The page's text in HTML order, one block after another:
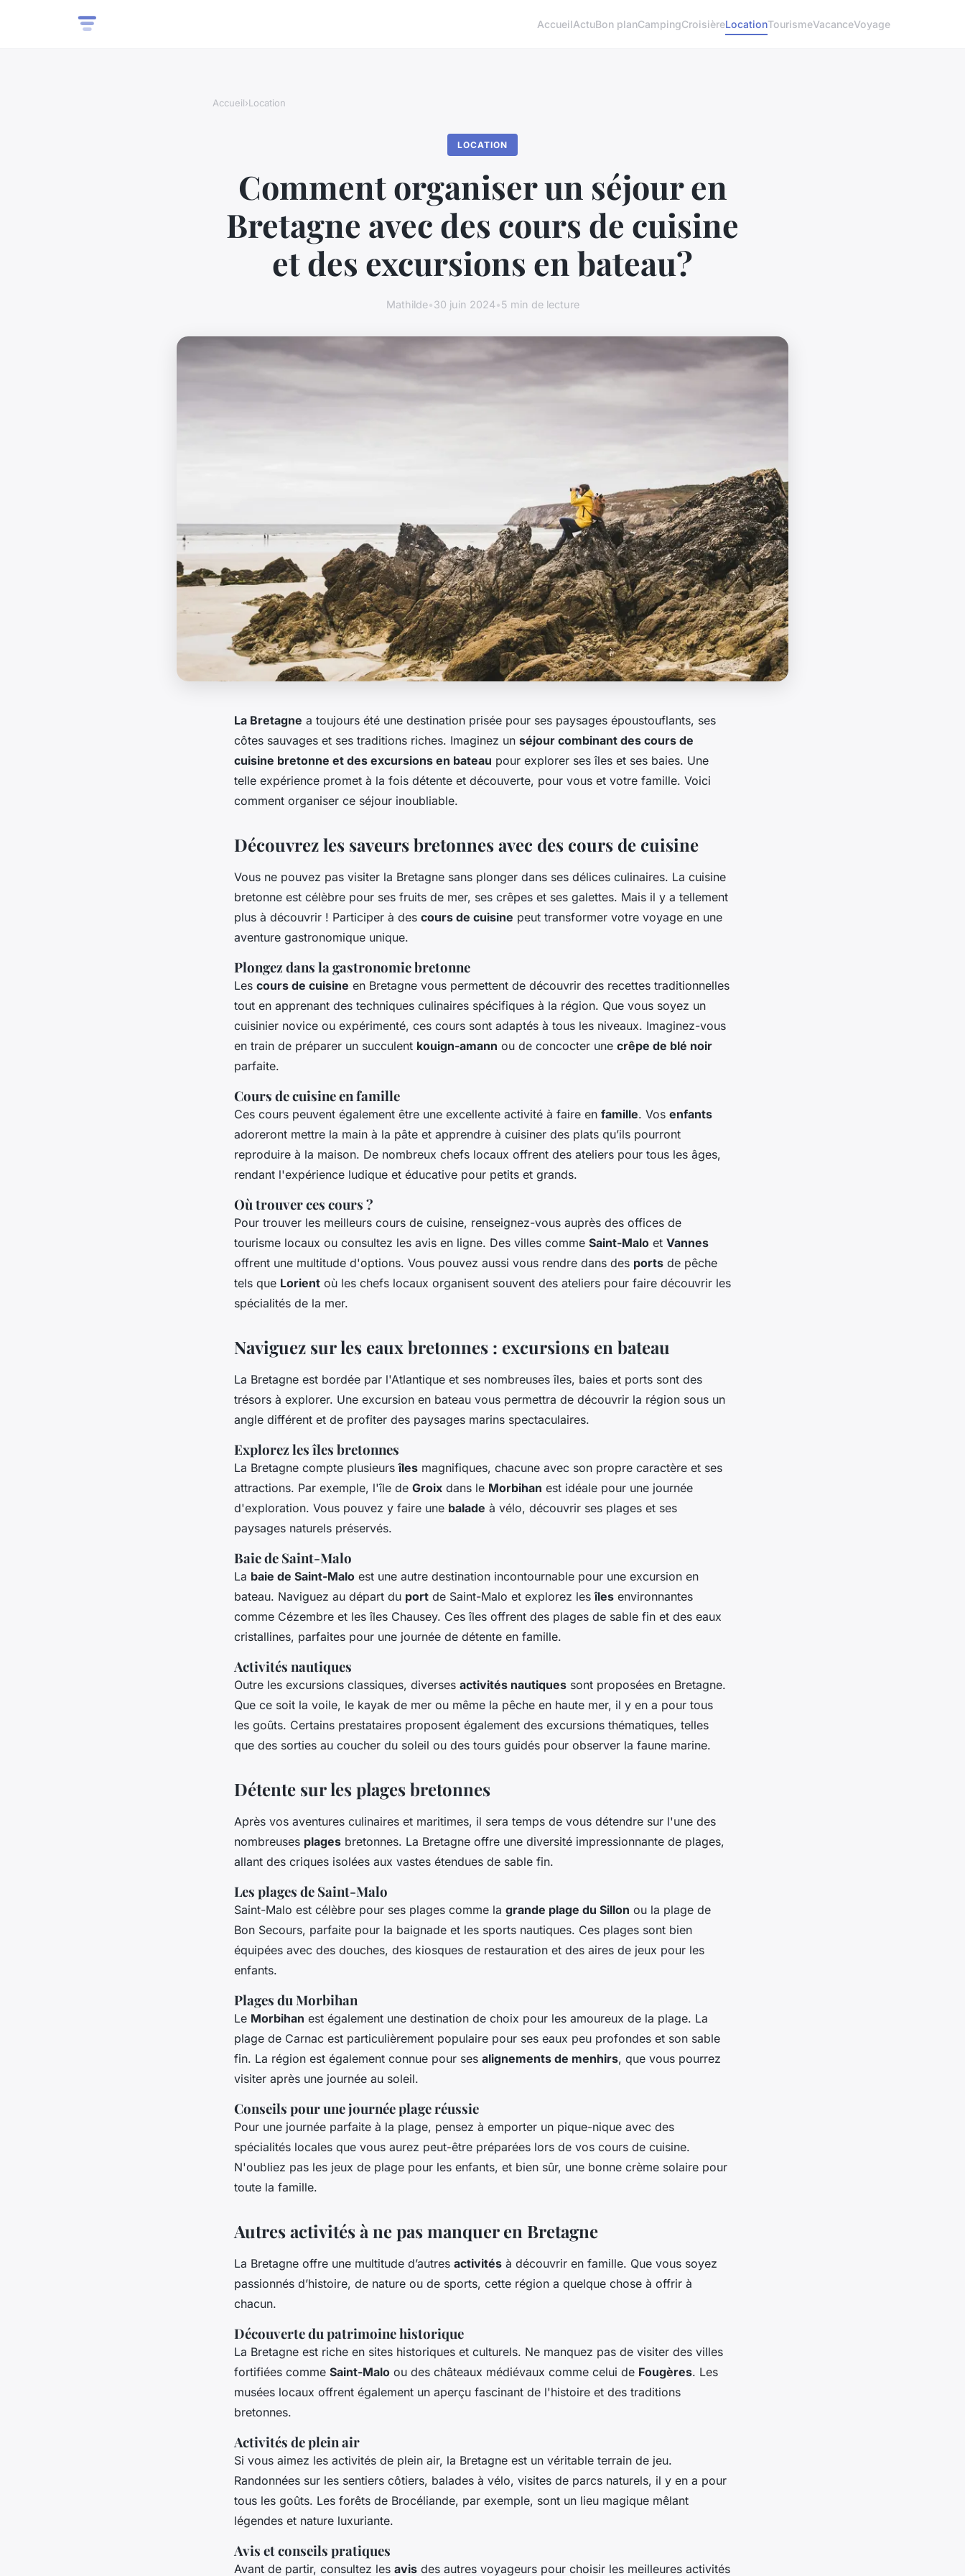
AccueilActuBon planCampingCroisièreLocationTourismeVacanceVoyage
Accueil›Location
LOCATION
Comment organiser un séjour en
Bretagne avec des cours de cuisine
et des excursions en bateau?
Mathilde•30 juin 2024•5 min de lecture
La Bretagne a toujours été une destination prisée pour ses paysages époustouflants, ses
côtes sauvages et ses traditions riches. Imaginez un séjour combinant des cours de
cuisine bretonne et des excursions en bateau pour explorer ses îles et ses baies. Une
telle expérience promet à la fois détente et découverte, pour vous et votre famille. Voici
comment organiser ce séjour inoubliable.
Découvrez les saveurs bretonnes avec des cours de cuisine
Vous ne pouvez pas visiter la Bretagne sans plonger dans ses délices culinaires. La cuisine
bretonne est célèbre pour ses fruits de mer, ses crêpes et ses galettes. Mais il y a tellement
plus à découvrir ! Participer à des cours de cuisine peut transformer votre voyage en une
aventure gastronomique unique.
Plongez dans la gastronomie bretonne
Les cours de cuisine en Bretagne vous permettent de découvrir des recettes traditionnelles
tout en apprenant des techniques culinaires spécifiques à la région. Que vous soyez un
cuisinier novice ou expérimenté, ces cours sont adaptés à tous les niveaux. Imaginez-vous
en train de préparer un succulent kouign-amann ou de concocter une crêpe de blé noir
parfaite.
Cours de cuisine en famille
Ces cours peuvent également être une excellente activité à faire en famille. Vos enfants
adoreront mettre la main à la pâte et apprendre à cuisiner des plats qu’ils pourront
reproduire à la maison. De nombreux chefs locaux offrent des ateliers pour tous les âges,
rendant l'expérience ludique et éducative pour petits et grands.
Où trouver ces cours ?
Pour trouver les meilleurs cours de cuisine, renseignez-vous auprès des offices de
tourisme locaux ou consultez les avis en ligne. Des villes comme Saint-Malo et Vannes
offrent une multitude d'options. Vous pouvez aussi vous rendre dans des ports de pêche
tels que Lorient où les chefs locaux organisent souvent des ateliers pour faire découvrir les
spécialités de la mer.
Naviguez sur les eaux bretonnes : excursions en bateau
La Bretagne est bordée par l'Atlantique et ses nombreuses îles, baies et ports sont des
trésors à explorer. Une excursion en bateau vous permettra de découvrir la région sous un
angle différent et de profiter des paysages marins spectaculaires.
Explorez les îles bretonnes
La Bretagne compte plusieursîles magnifiques, chacune avec son propre caractère et ses
attractions. Par exemple, l'île de Groix dans le Morbihan est idéale pour une journée
d'exploration. Vous pouvez y faire une balade à vélo, découvrir ses plages et ses
paysages naturels préservés.
Baie de Saint-Malo
La baie de Saint-Malo est une autre destination incontournable pour une excursion en
bateau. Naviguez au départ du port de Saint-Malo et explorez lesîles environnantes
comme Cézembre et les îles Chausey. Ces îles offrent des plages de sable fin et des eaux
cristallines, parfaites pour une journée de détente en famille.
Activités nautiques
Outre les excursions classiques, diverses activités nautiques sont proposées en Bretagne.
Que ce soit la voile, le kayak de mer ou même la pêche en haute mer, il y en a pour tous
les goûts. Certains prestataires proposent également des excursions thématiques, telles
que des sorties au coucher du soleil ou des tours guidés pour observer la faune marine.
Détente sur les plages bretonnes
Après vos aventures culinaires et maritimes, il sera temps de vous détendre sur l'une des
nombreuses plages bretonnes. La Bretagne offre une diversité impressionnante de plages,
allant des criques isolées aux vastes étendues de sable fin.
Les plages de Saint-Malo
Saint-Malo est célèbre pour ses plages comme la grande plage du Sillon ou la plage de
Bon Secours, parfaite pour la baignade et les sports nautiques. Ces plages sont bien
équipées avec des douches, des kiosques de restauration et des aires de jeux pour les
enfants.
Plages du Morbihan
Le Morbihan est également une destination de choix pour les amoureux de la plage. La
plage de Carnac est particulièrement populaire pour ses eaux peu profondes et son sable
fin. La région est également connue pour ses alignements de menhirs, que vous pourrez
visiter après une journée au soleil.
Conseils pour une journée plage réussie
Pour une journée parfaite à la plage, pensez à emporter un pique-nique avec des
spécialités locales que vous aurez peut-être préparées lors de vos cours de cuisine.
N'oubliez pas les jeux de plage pour les enfants, et bien sûr, une bonne crème solaire pour
toute la famille.
Autres activités à ne pas manquer en Bretagne
La Bretagne offre une multitude d’autres activités à découvrir en famille. Que vous soyez
passionnés d’histoire, de nature ou de sports, cette région a quelque chose à offrir à
chacun.
Découverte du patrimoine historique
La Bretagne est riche en sites historiques et culturels. Ne manquez pas de visiter des villes
fortifiées comme Saint-Malo ou des châteaux médiévaux comme celui de Fougères. Les
musées locaux offrent également un aperçu fascinant de l'histoire et des traditions
bretonnes.
Activités de plein air
Si vous aimez les activités de plein air, la Bretagne est un véritable terrain de jeu.
Randonnées sur les sentiers côtiers, balades à vélo, visites de parcs naturels, il y en a pour
tous les goûts. Les forêts de Brocéliande, par exemple, sont un lieu magique mêlant
légendes et nature luxuriante.
Avis et conseils pratiques
Avant de partir, consultez les avis des autres voyageurs pour choisir les meilleures activités